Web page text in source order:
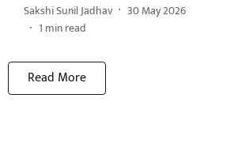
Sakshi Sunil Jadhav
30 May 2026
1 min read
Read More